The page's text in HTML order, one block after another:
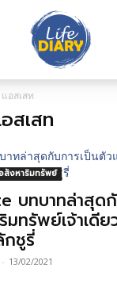
แอสเสท
สเสท
สังหาริมทรัพย์
บทบาทล่าสุดกั
มทรัพย์เจ้าเดี
ชูรี่
- 13/02/2021